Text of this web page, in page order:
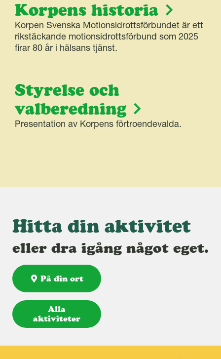
Korpens historia
Korpen Svenska Motionsidrottsförbundet är ett
rikstäckande motionsidrottsförbund som 2025
firar 80 år i hälsans tjänst.
Styrelse och
valberedning
Presentation av Korpens förtroendevalda.
Hitta din aktivitet
eller dra igång något eget.
På din ort
Alla
aktiviteter